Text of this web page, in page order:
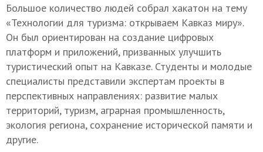
Большое количество людей собрал хакатон на тему
«Технологии для туризма: открываем Кавказ миру».
Он был ориентирован на создание цифровых
платформ и приложений, призванных улучшить
туристический опыт на Кавказе. Студенты и молодые
специалисты представили экспертам проекты в
перспективных направлениях: развитие малых
территорий, туризм, аграрная промышленность,
экология региона, сохранение исторической памяти и
другие.